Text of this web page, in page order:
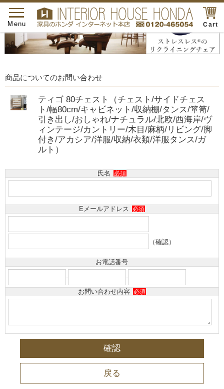
Cart
toggle
navigation
Menu
商品についてのお問い合わせ
ティゴ 80チェスト（チェスト/サイドチェス
ト/幅80cm/キャビネット/収納棚/タンス/箪笥/
引き出し/おしゃれ/ナチュラル/北欧/西海岸/ヴ
ィンテージ/カントリー/木目/麻柄/リビング/脚
付き/アカシア/洋服/収納/衣類/洋服タンス/ガ
ルト）
氏名 必須
Eメールアドレス 必須
（確認）
お電話番号
-
-
お問い合わせ内容
必須